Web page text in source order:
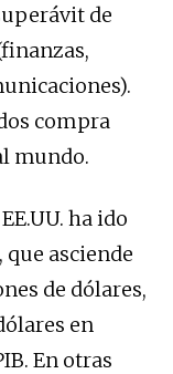
de
compra
mundo.
ha ido
asciende
de dólares,
en
En otras